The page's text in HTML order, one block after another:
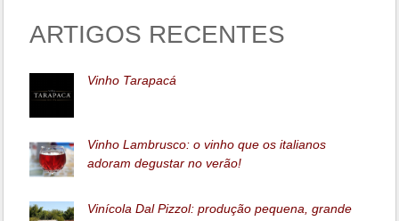
ARTIGOS RECENTES
Vinho Tarapacá
Vinho Lambrusco: o vinho que os italianos
adoram degustar no verão!
Vinícola Dal Pizzol: produção pequena, grande